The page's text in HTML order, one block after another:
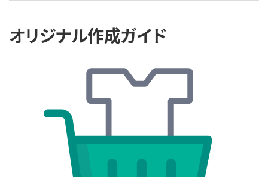
オリジナル作成ガイド